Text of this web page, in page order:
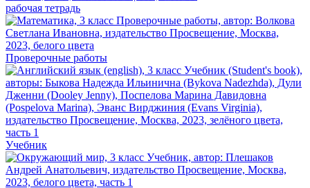
рабочая тетрадь
Проверочные работы
Учебник